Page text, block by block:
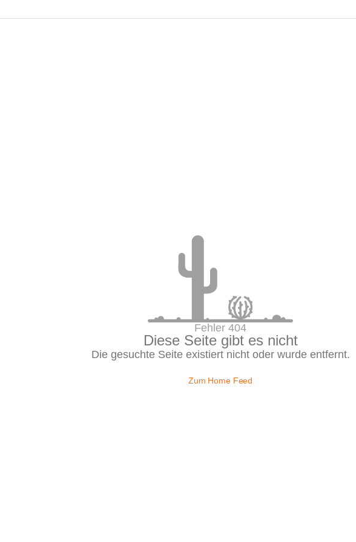
Fehler 404
Diese Seite gibt es nicht
Die gesuchte Seite existiert nicht oder wurde entfernt.
Zum Home Feed